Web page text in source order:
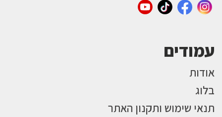
עמודים
אודות
בלוג
תנאי שימוש ותקנון האתר